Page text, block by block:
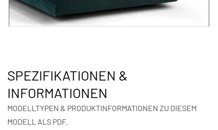
SPEZIFIKATIONEN &
INFORMATIONEN
MODELLTYPEN & PRODUKTINFORMATIONEN ZU DIESEM
MODELL ALS PDF.